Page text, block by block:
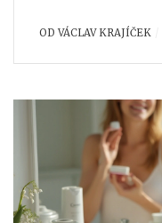
ODVÁCLAV KRAJÍČEK